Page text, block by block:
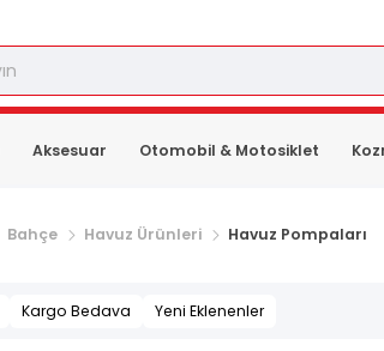
Aksesuar Otomobil & Motosiklet
Bahçe Havuz Ürünleri Havuz Pompaları
Kargo Bedava Yeni Eklenenler